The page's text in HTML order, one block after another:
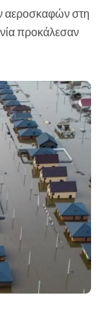
προκάλεσαν